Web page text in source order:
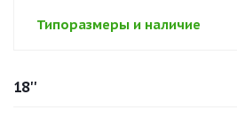
Типоразмеры и наличие
18''